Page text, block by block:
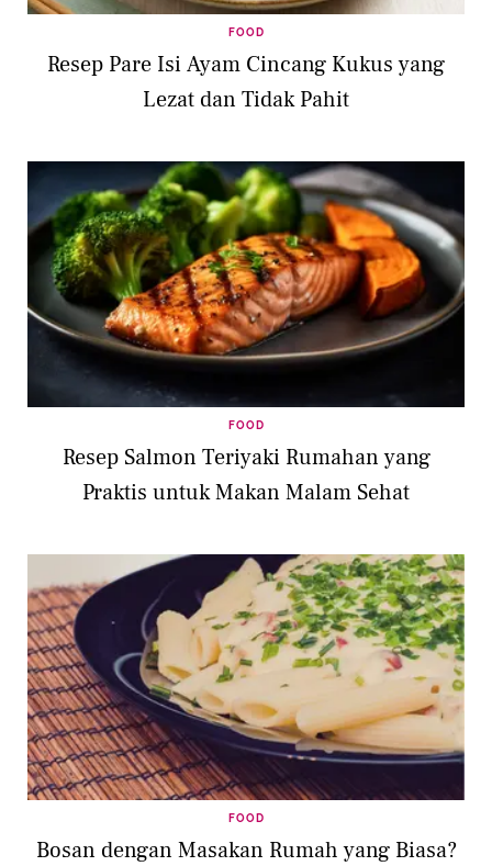
FOOD
Resep Pare Isi Ayam Cincang Kukus yang
Lezat dan Tidak Pahit
FOOD
Resep Salmon Teriyaki Rumahan yang
Praktis untuk Makan Malam Sehat
FOOD
Bosan dengan Masakan Rumah yang Biasa?